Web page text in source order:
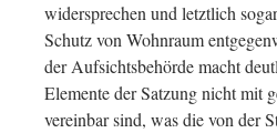
widersprechen und letztlich
Schutz von Wohnraum
der Aufsichtsbehörde macht
Elemente der Satzung nicht mit
vereinbar sind, was die von der